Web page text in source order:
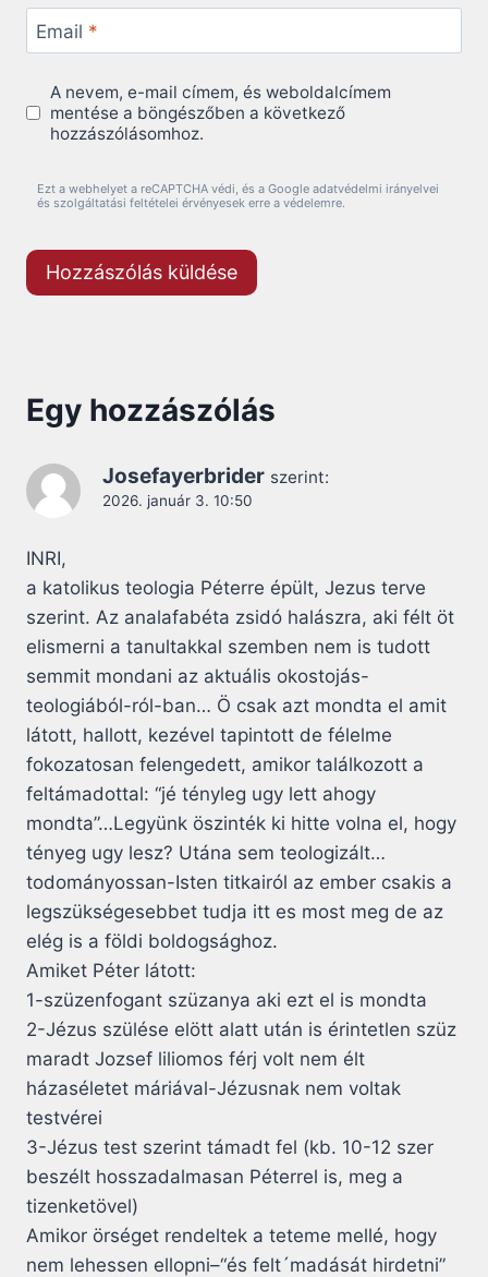
Email *
A nevem, e-mail címem, és weboldalcímem
mentése a böngészőben a következő
hozzászólásomhoz.
Ezt a webhelyet a reCAPTCHA védi, és a Google adatvédelmi irányelvei
és szolgáltatási feltételei érvényesek erre a védelemre.
Egy hozzászólás
Josefayerbrider szerint:
2026. január 3. 10:50
INRI,
a katolikus teologia Péterre épült, Jezus terve
szerint. Az analafabéta zsidó halászra, aki félt öt
elismerni a tanultakkal szemben nem is tudott
semmit mondani az aktuális okostojás-
teologiából-ról-ban… Ö csak azt mondta el amit
látott, hallott, kezével tapintott de félelme
fokozatosan felengedett, amikor találkozott a
feltámadottal: “jé tényleg ugy lett ahogy
mondta”…Legyünk öszinték ki hitte volna el, hogy
tényeg ugy lesz? Utána sem teologizált…
todományossan-Isten titkairól az ember csakis a
legszükségesebbet tudja itt es most meg de az
elég is a földi boldogsághoz.
Amiket Péter látott:
1-szüzenfogant szüzanya aki ezt el is mondta
2-Jézus szülése elött alatt után is érintetlen szüz
maradt Jozsef liliomos férj volt nem élt
házaséletet máriával-Jézusnak nem voltak
testvérei
3-Jézus test szerint támadt fel (kb. 10-12 szer
beszélt hosszadalmasan Péterrel is, meg a
tizenketövel)
Amikor örséget rendeltek a teteme mellé, hogy
nem lehessen ellopni–“és felt´madását hirdetni”